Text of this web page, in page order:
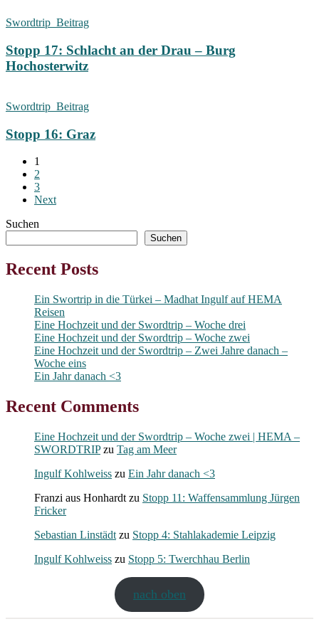
Swordtrip_Beitrag
Stopp 17: Schlacht an der Drau – Burg
Hochosterwitz
Swordtrip_Beitrag
Stopp 16: Graz
1
2
3
Next
Suchen
Suchen
Recent Posts
Ein Swortrip in die Türkei – Madhat Ingulf auf HEMA
Reisen
Eine Hochzeit und der Swordtrip – Woche drei
Eine Hochzeit und der Swordtrip – Woche zwei
Eine Hochzeit und der Swordtrip – Zwei Jahre danach –
Woche eins
Ein Jahr danach <3
Recent Comments
Eine Hochzeit und der Swordtrip – Woche zwei | HEMA –
SWORDTRIPzu Tag am Meer
Ingulf Kohlweiss zu Ein Jahr danach <3
Franzi aus Honhardt zu Stopp 11: Waffensammlung Jürgen
Fricker
Sebastian Linstädt zu Stopp 4: Stahlakademie Leipzig
Ingulf Kohlweiss zu Stopp 5: Twerchhau Berlin
nach oben